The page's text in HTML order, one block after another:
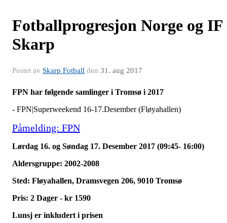
Fotballprogresjon Norge og IF
Skarp
Postet av Skarp Fotball den 31. aug 2017
FPN har følgende samlinger i Tromsø i 2017
- FPN|Superweekend 16-17.Desember (Fløyahallen)
Påmelding: FPN
Lørdag 16. og Søndag 17. Desember 2017 (09:45- 16:00)
Aldersgruppe: 2002-2008
Sted: Fløyahallen, Dramsvegen 206, 9010 Tromsø
Pris: 2 Dager - kr 1590
Lunsj er inkludert i prisen